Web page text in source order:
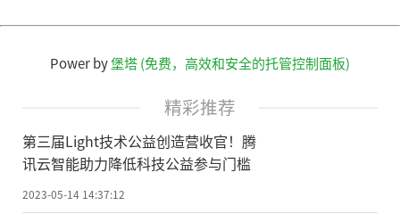
Power by堡塔 (免费，高效和安全的托管控制面板)
精彩推荐
第三届Light技术公益创造营收官！腾
讯云智能助力降低科技公益参与门槛
2023-05-14 14:37:12